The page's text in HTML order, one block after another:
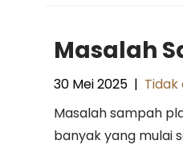
Masalah
30 Mei 2025 |
Masalah sampah
banyak yang mulai